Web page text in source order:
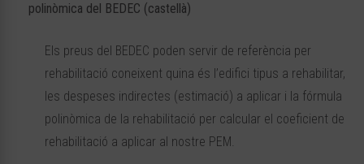
polinòmica del BEDEC (castellà)
Els preus del BEDEC poden servir de referència per
rehabilitació coneixent quina és l’edifici tipus a rehabilitar,
les despeses indirectes (estimació) a aplicar i la fórmula
polinòmica de la rehabilitació per calcular el coeficient de
rehabilitació a aplicar al nostre PEM.